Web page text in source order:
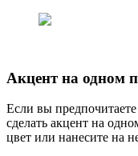
Акцент на одном
Если вы
сделать акцент на
цвет или нанесите на